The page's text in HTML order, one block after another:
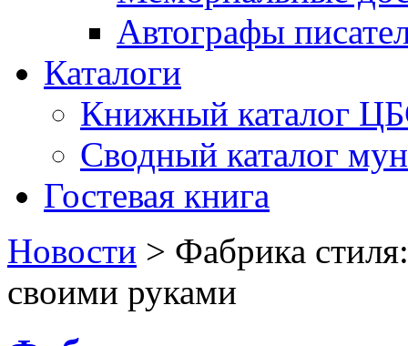
Автографы
Каталоги
Книжный каталог
Сводный каталог
Гостевая книга
Новости > Фабрика
своими руками